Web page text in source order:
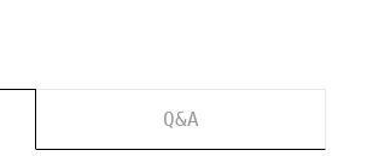
Q&A